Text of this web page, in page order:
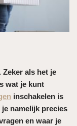
Zeker als het je
wat je kunt
inschakelen is
namelijk precies
en waar je